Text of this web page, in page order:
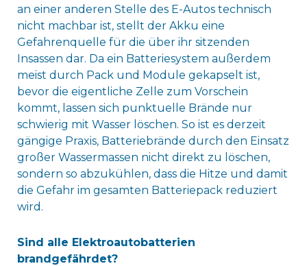
an einer anderen Stelle des E-Autos technisch
nicht machbar ist, stellt der Akku eine
Gefahrenquelle für die über ihr sitzenden
Insassen dar. Da ein Batteriesystem außerdem
meist durch Pack und Module gekapselt ist,
bevor die eigentliche Zelle zum Vorschein
kommt, lassen sich punktuelle Brände nur
schwierig mit Wasser löschen. So ist es derzeit
gängige Praxis, Batteriebrände durch den Einsatz
großer Wassermassen nicht direkt zu löschen,
sondern so abzukühlen, dass die Hitze und damit
die Gefahr im gesamten Batteriepack reduziert
wird.
Sind alle Elektroautobatterien
brandgefährdet?